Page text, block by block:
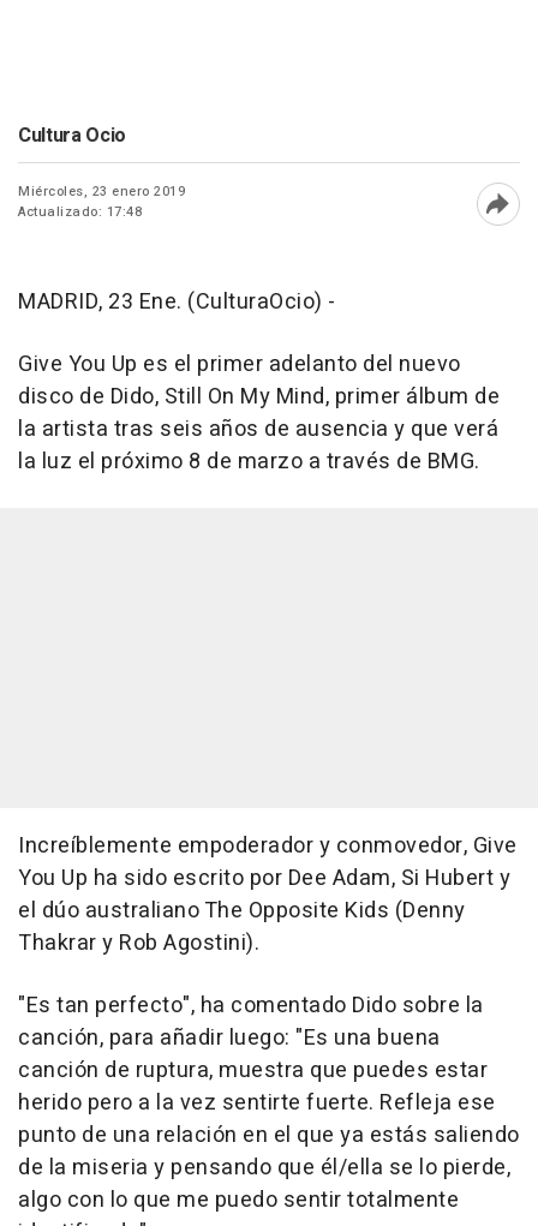
Cultura Ocio
Miércoles, 23 enero 2019
Actualizado: 17:48
MADRID, 23 Ene. (CulturaOcio) -
Give You Up es el primer adelanto del nuevo
disco de Dido, Still On My Mind, primer álbum de
la artista tras seis años de ausencia y que verá
la luz el próximo 8 de marzo a través de BMG.
Increíblemente empoderador y conmovedor, Give
You Up ha sido escrito por Dee Adam, Si Hubert y
el dúo australiano The Opposite Kids (Denny
Thakrar y Rob Agostini).
"Es tan perfecto", ha comentado Dido sobre la
canción, para añadir luego: "Es una buena
canción de ruptura, muestra que puedes estar
herido pero a la vez sentirte fuerte. Refleja ese
punto de una relación en el que ya estás saliendo
de la miseria y pensando que él/ella se lo pierde,
algo con lo que me puedo sentir totalmente